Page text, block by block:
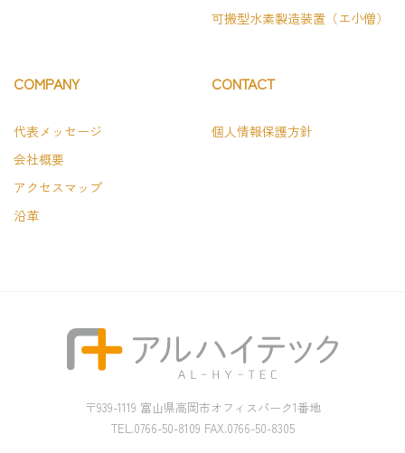
可搬型水素製造装置（エ小僧）
COMPANY
代表メッセージ
会社概要
アクセスマップ
沿革
CONTACT
個人情報保護方針
〒939-1119 富山県高岡市オフィスパーク1番地
TEL.0766-50-8109 FAX.0766-50-8305